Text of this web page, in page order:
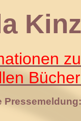
Pressemeldung: